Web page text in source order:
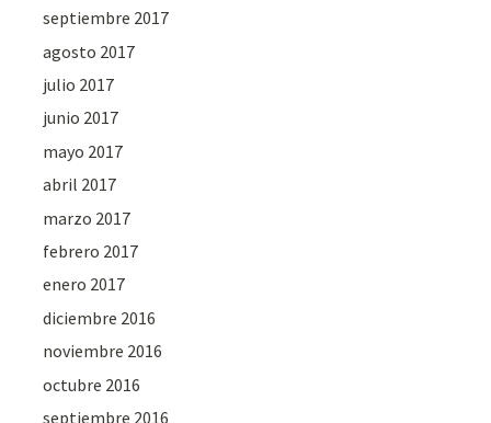
septiembre 2017
agosto 2017
julio 2017
junio 2017
mayo 2017
abril 2017
marzo 2017
febrero 2017
enero 2017
diciembre 2016
noviembre 2016
octubre 2016
septiembre 2016